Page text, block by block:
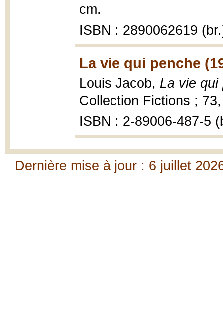
cm.
ISBN : 2890062619
La vie qui penche
Louis Jacob, La vie qui
Collection Fictions ;
ISBN : 2-89006-487-5
Dernière mise à jour : 6 juillet